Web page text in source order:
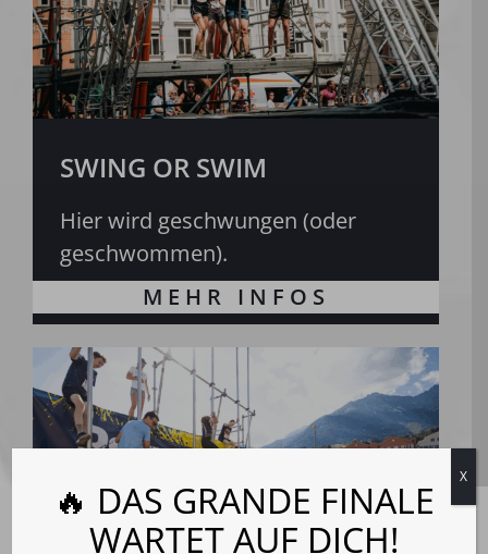
Cookie-Zustimmung
verwalten
SWING OR SWIM
Hier wird geschwungen (oder
geschwommen).
🔥 DAS GRANDE FINALE
WARTET AUF DICH!
X